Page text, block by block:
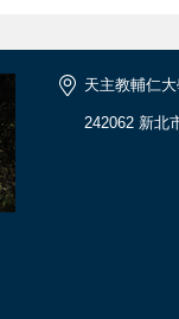
天主教輔仁
242062 新北